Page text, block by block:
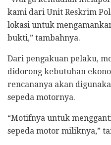
kami dari Unit Reskrim
lokasi untuk
bukti,” tambahnya.
Dari pengakuan pelaku,
didorong kebutuhan
rencananya akan
sepeda motornya.
“Motifnya untuk
sepeda motor miliknya,”